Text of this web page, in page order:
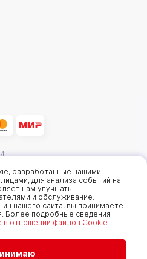
разработанные нашими
для анализа событий на
нам улучшать
и обслуживание.
нашего сайта, вы принимаете
Более подробные сведения
в отношении файлов Cookie.
рыба»
получать
показывать вам
в настройках.
без изменения
использование